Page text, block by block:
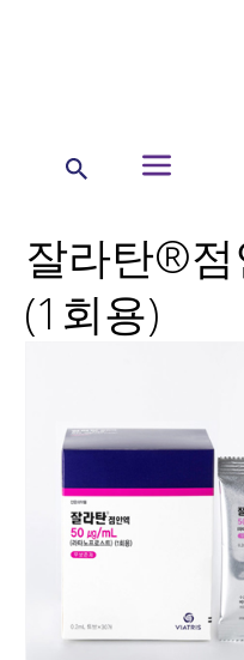
잘라탄점안액 50ug/ml
잘라탄®
(1회용)